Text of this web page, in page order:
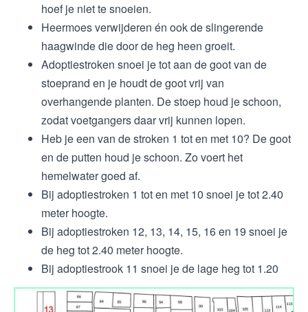
hoef je niet te snoeien.
Heermoes verwijderen én ook de slingerende
haagwinde die door de heg heen groeit.
Adoptiestroken snoei je tot aan de goot van de
stoeprand en je houdt de goot vrij van
overhangende planten. De stoep houd je schoon,
zodat voetgangers daar vrij kunnen lopen.
Heb je een van de stroken 1 tot en met 10? De goot
en de putten houd je schoon. Zo voert het
hemelwater goed af.
Bij adoptiestroken 1 tot en met 10 snoei je tot 2.40
meter hoogte.
Bij adoptiestroken 12, 13, 14, 15, 16 en 19 snoei je
de heg tot 2.40 meter hoogte.
Bij adoptiestrook 11 snoei je de lage heg tot 1.20